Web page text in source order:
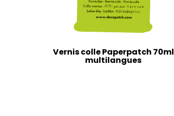
Vernis colle Paperpatch 70ml
multilangues